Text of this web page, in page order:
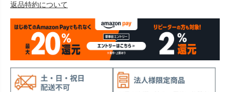
返品特約について